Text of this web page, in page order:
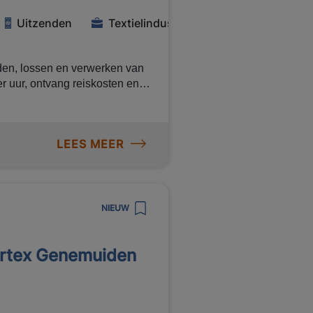
dan 200 online trainingen) Pensioenopbouw via Manpower
Uitzenden Textielindustrie
lossen en verwerken van
uur, ontvang reiskosten en
(meer dan 200 online
LEES MEER
NIEUW
Genemuiden